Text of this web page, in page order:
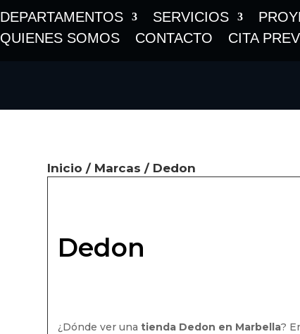
DEPARTAMENTOS SERVICIOS
QUIENES SOMOS
CONTACTO CITA
Inicio / Marcas / Dedon
Dedon
¿Dónde ver una tienda Dedon en Marbella?